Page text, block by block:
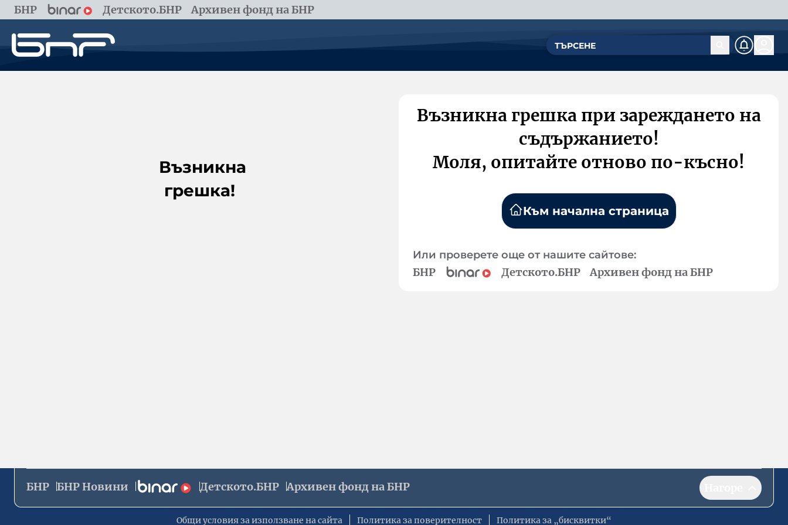
БНР Детското.БНР Архивен фонд на БНР
Възникна
грешка!
Възникна грешка при зареждането на
съдържанието!
Моля, опитайте отново по-късно!
Към начална страница
Или проверете още от нашите сайтове:
БНР Детското.БНР Архивен фонд на БНР
БНР БНР Новини Детското.БНР Архивен фонд на БНР
Общи условия за използване на сайта Политика за поверителност Политика за „бисквитки“